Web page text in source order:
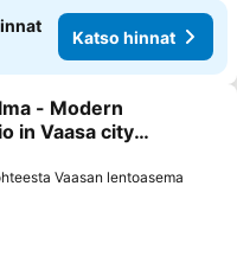
Katso hinnat
suosikkeihin
- Modern
in Vaasa city
Vaasan lentoasema